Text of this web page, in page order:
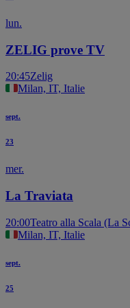
lun.
ZELIG prove TV
20:45Zelig
Milan, IT, Italie
sept.
23
mer.
La Traviata
20:00Teatro alla Scala (La
Milan, IT, Italie
sept.
25